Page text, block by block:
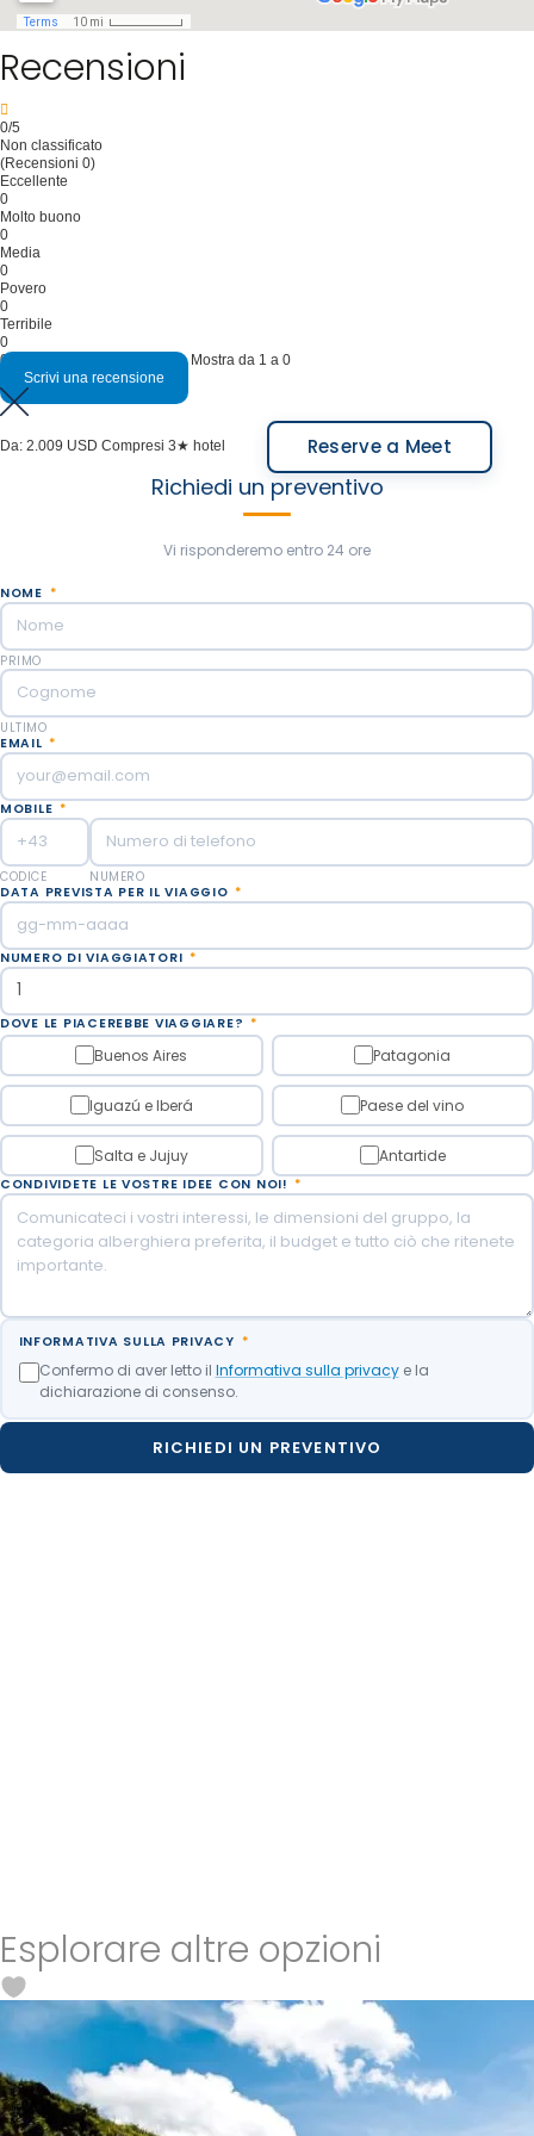
al Parco Provinciale dell'Aconcagua, pranzo creolo,
assicurazione personale contro gli infortuni.
Entre Cielos (o similare).
Pasti inclusi: Colazione, pranzo.
Pernottamento in Casa de Huéspedes, Bodega La
Pasti inclusi: Colazione, pranzo.
Recensioni
0/5
Non classificato
(Recensioni 0)
Eccellente
0
Molto buono
0
Media
0
Povero
0
Terribile
0
0 recensioni su questo Tour - Mostra da 1 a 0
Scrivi una recensione
Da: 2.009 USD Compresi 3★ hotel Reserve a Meet
Richiedi un preventivo
Vi risponderemo entro 24 ore
NOME *
PRIMO
ULTIMO
EMAIL *
MOBILE *
CODICE
NUMERO
DATA PREVISTA PER IL VIAGGIO *
NUMERO DI VIAGGIATORI *
DOVE LE PIACEREBBE VIAGGIARE? *
Buenos Aires Patagonia
Iguazú e Iberá Paese del vino
Salta e Jujuy Antartide
CONDIVIDETE LE VOSTRE IDEE CON NOI! *
INFORMATIVA SULLA PRIVACY *
Confermo di aver letto il Informativa sulla privacye la
dichiarazione di consenso.
RICHIEDI UN PREVENTIVO
Esplorare altre opzioni